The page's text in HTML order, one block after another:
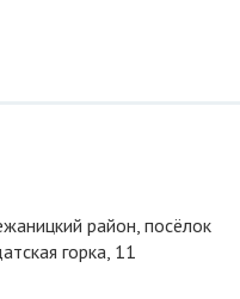
район, посёлок
горка, 11